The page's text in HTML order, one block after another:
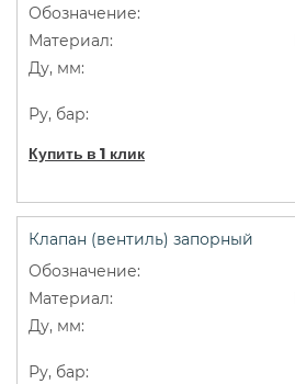
Купить в 1 клик
Клапан (вентиль) запорный